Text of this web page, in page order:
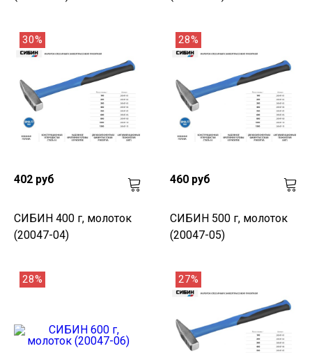
30%
402 руб
СИБИН 400 г, молоток
(20047-04)
28%
460 руб
СИБИН 500 г, молоток
(20047-05)
28% 27%